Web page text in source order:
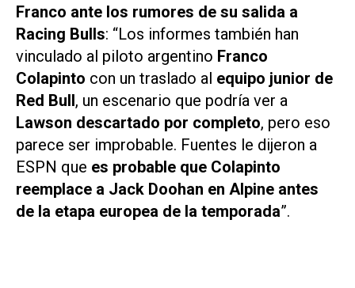
Franco ante los rumores de su salida a
Racing Bulls: “Los informes también han
vinculado al piloto argentino Franco
Colapinto con un traslado al equipo junior de
Red Bull, un escenario que podría ver a
Lawson descartado por completo, pero eso
parece ser improbable. Fuentes le dijeron a
ESPN que es probable que Colapinto
reemplace a Jack Doohan en Alpine antes
de la etapa europea de la temporada”.